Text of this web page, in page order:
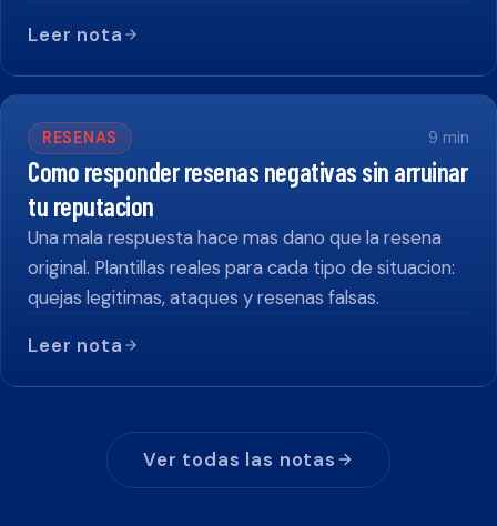
Leer nota
RESENAS 9 min
Como responder resenas negativas sin arruinar
tu reputacion
Una mala respuesta hace mas dano que la resena
original. Plantillas reales para cada tipo de situacion:
quejas legitimas, ataques y resenas falsas.
Leer nota
Ver todas las notas